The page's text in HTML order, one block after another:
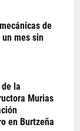
de
mes sin
la
Murias
en Burtzeña